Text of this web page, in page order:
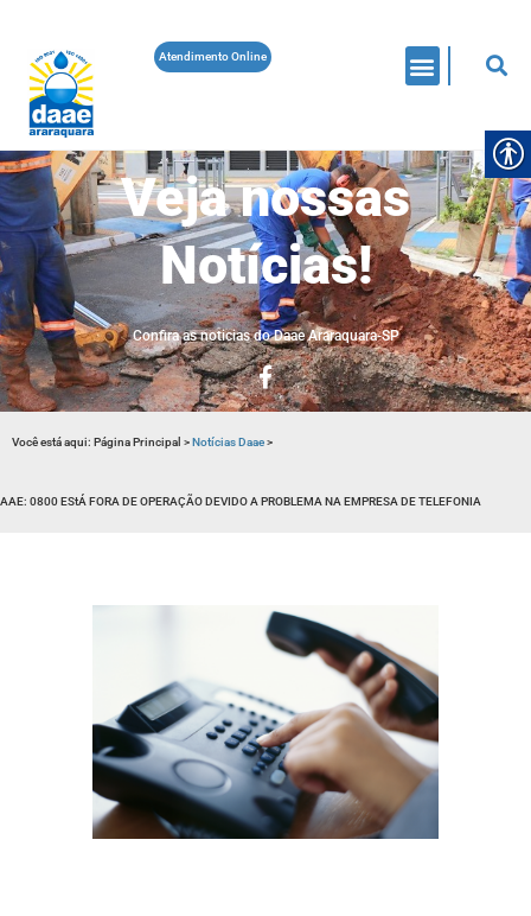
Atendimento Online
Veja nossas
Notícias!
Confira as noticias do Daae Araraquara-SP
Você está aqui: Página Principal >Notícias Daae>
0800 EStÁ FORA DE OPERAÇÃO DEVIDO A PROBLEMA NA EMPRESA DE TELEFONIA